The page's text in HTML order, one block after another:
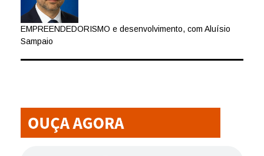
EMPREENDEDORISMO e desenvolvimento, com Aluísio
Sampaio